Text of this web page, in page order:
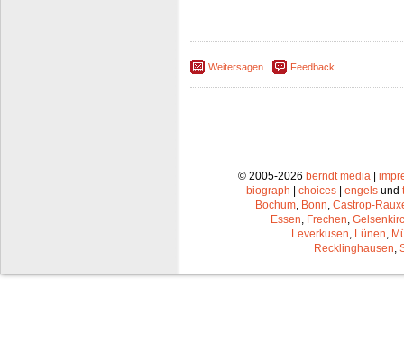
Weitersagen Feedback
© 2005-2026 berndt media|
biograph
choices engels und
Bochum, Bonn, Castrop-
Essen, Frechen,
Leverkusen, Lünen,
Recklinghausen,